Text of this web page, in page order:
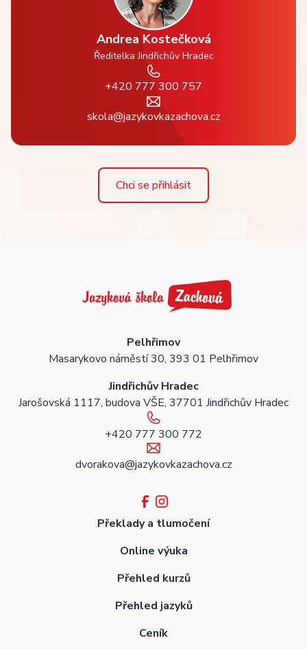
Andrea Kostečková
Ředitelka Jindřichův Hradec
+420 777 300 757
skola@jazykovkazachova.cz
Chci se přihlásit
Pelhřimov
Masarykovo náměstí 30, 393 01 Pelhřimov
Jindřichův Hradec
Jarošovská 1117, budova VŠE, 37701 Jindřichův Hradec
+420 777 300 772
dvorakova@jazykovkazachova.cz
Překlady a tlumočení
Online výuka
Přehled kurzů
Přehled jazyků
Ceník